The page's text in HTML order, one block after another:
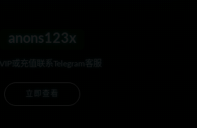
anons123x
或充值联系Telegram客服
立即查看